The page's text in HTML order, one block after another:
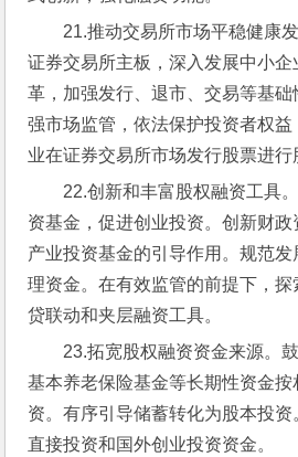
21.推动交易所市场平稳健康
证券交易所主板，深入发展中小
革，加强发行、退市、交易等基
强市场监管，依法保护投资者权
业在证券交易所市场发行股票进行
22.创新和丰富股权融资工具
资基金，促进创业投资。创新财
产业投资基金的引导作用。规范
理资金。在有效监管的前提下，
贷联动和夹层融资工具。
23.拓宽股权融资资金来源。
基本养老保险基金等长期性资金
资。有序引导储蓄转化为股本投
直接投资和国外创业投资资金。